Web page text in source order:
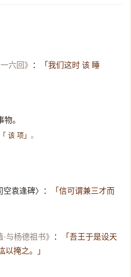
六回》 ：
「我们这时 该 睡
。
「 该 项」。
空袁逢碑〉：
「信可谓兼三才而
·与杨德祖书》 ：
「吾王于是设天
以掩之。」